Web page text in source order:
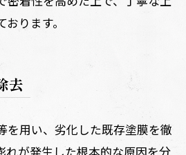
ります。
去
を用い、劣化した既存塗膜を徹
れが発生した根本的な原因を分